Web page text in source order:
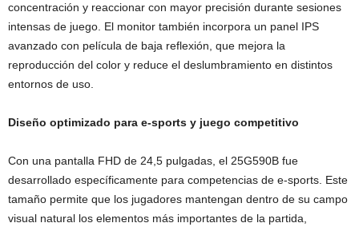
concentración y reaccionar con mayor precisión durante sesiones
intensas de juego. El monitor también incorpora un panel IPS
avanzado con película de baja reflexión, que mejora la
reproducción del color y reduce el deslumbramiento en distintos
entornos de uso.
Diseño optimizado para e-sports y juego competitivo
Con una pantalla FHD de 24,5 pulgadas, el 25G590B fue
desarrollado específicamente para competencias de e-sports. Este
tamaño permite que los jugadores mantengan dentro de su campo
visual natural los elementos más importantes de la partida,